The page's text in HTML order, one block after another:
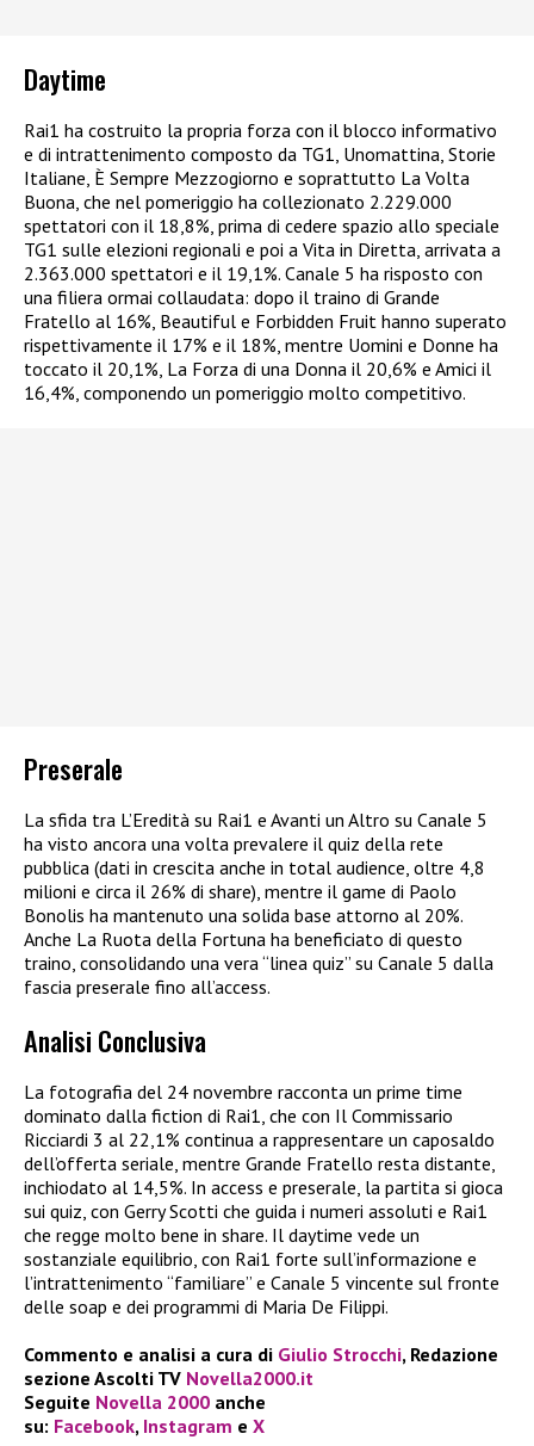
Daytime
Rai1 ha costruito la propria forza con il blocco informativo
e di intrattenimento composto da TG1, Unomattina, Storie
Italiane, È Sempre Mezzogiorno e soprattutto La Volta
Buona, che nel pomeriggio ha collezionato 2.229.000
spettatori con il 18,8%, prima di cedere spazio allo speciale
TG1 sulle elezioni regionali e poi a Vita in Diretta, arrivata a
2.363.000 spettatori e il 19,1%. Canale 5 ha risposto con
una filiera ormai collaudata: dopo il traino di Grande
Fratello al 16%, Beautiful e Forbidden Fruit hanno superato
rispettivamente il 17% e il 18%, mentre Uomini e Donne ha
toccato il 20,1%, La Forza di una Donna il 20,6% e Amici il
16,4%, componendo un pomeriggio molto competitivo.​
Preserale
La sfida tra L’Eredità su Rai1 e Avanti un Altro su Canale 5
ha visto ancora una volta prevalere il quiz della rete
pubblica (dati in crescita anche in total audience, oltre 4,8
milioni e circa il 26% di share), mentre il game di Paolo
Bonolis ha mantenuto una solida base attorno al 20%.
Anche La Ruota della Fortuna ha beneficiato di questo
traino, consolidando una vera “linea quiz” su Canale 5 dalla
fascia preserale fino all’access.​
Analisi Conclusiva
La fotografia del 24 novembre racconta un prime time
dominato dalla fiction di Rai1, che con Il Commissario
Ricciardi 3 al 22,1% continua a rappresentare un caposaldo
dell’offerta seriale, mentre Grande Fratello resta distante,
inchiodato al 14,5%. In access e preserale, la partita si gioca
sui quiz, con Gerry Scotti che guida i numeri assoluti e Rai1
che regge molto bene in share. Il daytime vede un
sostanziale equilibrio, con Rai1 forte sull’informazione e
l’intrattenimento “familiare” e Canale 5 vincente sul fronte
delle soap e dei programmi di Maria De Filippi.
Commento e analisi a cura di Giulio Strocchi, Redazione
sezione Ascolti TV Novella2000.it
Seguite Novella 2000 anche
su: Facebook, Instagram e X